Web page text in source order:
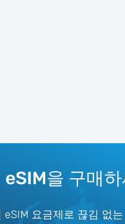
을 구매
요금제로 끊김 없